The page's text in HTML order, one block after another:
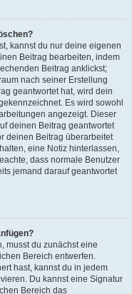
kannst du nur deine eigenen
Beitrag bearbeiten, indem
Beitrag anklickst;
nach seiner Erstellung
geantwortet hat, wird dein
Es wird sowohl
angezeigt. Dieser
deinen Beitrag geantwortet
deinen Beitrag überarbeitet
eine Notiz hinterlassen,
dass normale Benutzer
jemand darauf geantwortet
musst du zunächst eine
Bereich entwerfen.
hast, kannst du in jedem
Du kannst eine Signatur
Bereich das